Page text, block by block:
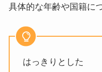
具体的な年齢や国籍に
はっきりとした